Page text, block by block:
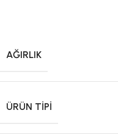
AĞIRLIK
ÜRÜN TIPI